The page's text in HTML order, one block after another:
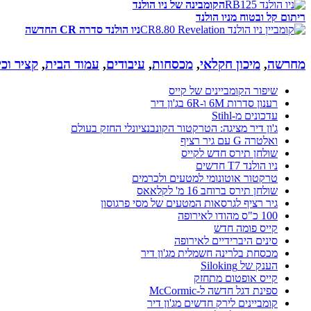
הקומבינה של ניו הולנד
ריתום קל ובטוח מניו הולנד
ניו הולנד סדרה CR החדשה
מחרשה, מיכון חקלאי, מכסחות, עיבודים, עמוד הבית, קציר
שיפור הקומביינים של קייס
רענון סדרות 6M ו-6R בג'ון דיר
עדכונים מ-Stihl
ג'ון דיר מציגה: הטרקטור הקונבנציונלי החזק בעולם
ואלטרה G עם גיר רציף
שולחן תירס חדש לקייס
ניו הולנד T7 חדשים
טרקטור אוטונומי למטעים ולכרמים
שולחן תירס ברוחב 16 מ' לקלאאס
גיר רציף לגרסאות המטעים של מסי פרגוסון
100 כ"ס מהודו לאירופה
קייס פומה חדש
סינים היברידיים לאירופה
מכסחת בלרינה חשמלית מג'ון דיר
הענק של Siloking
קייס אופטום מתחזק
ספינת דגל חדשה ל-McCormic
קומביינים לירק חדשים מג'ון דיר